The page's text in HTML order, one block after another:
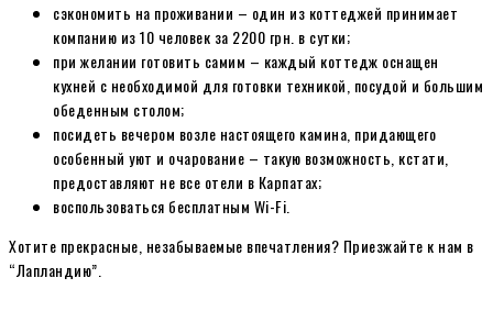
сэкономить на проживании – один из коттеджей принимает
компанию из 10 человек за 2200 грн. в сутки;
при желании готовить самим – каждый коттедж оснащен
кухней с необходимой для готовки техникой, посудой и большим
обеденным столом;
посидеть вечером возле настоящего камина, придающего
особенный уют и очарование – такую возможность, кстати,
предоставляют не все отели в Карпатах;
воспользоваться бесплатным Wi-Fi.
Хотите прекрасные, незабываемые впечатления? Приезжайте к нам в
“Лапландию”.